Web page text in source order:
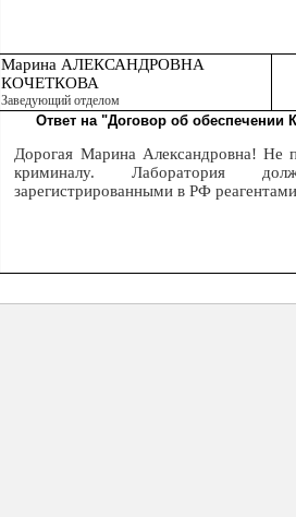
Марина АЛЕКСАНДРОВНА
КОЧЕТКОВА
Заведующий отделом
Ответ на "Договор об обеспечении
Дорогая Марина Александровна! Не
криминалу. Лаборатория
зарегистрированными в РФ